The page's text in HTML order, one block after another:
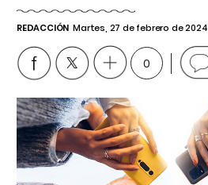
REDACCIÓN Martes, 27 de febrero de 2024
0